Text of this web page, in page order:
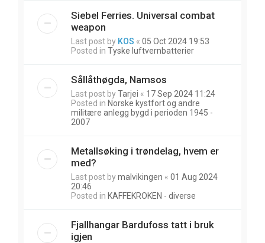
Siebel Ferries. Universal combat
weapon
Last post by KOS « 05 Oct 2024 19:53
Posted in Tyske luftvernbatterier
Sållåthøgda, Namsos
Last post byTarjei « 17 Sep 2024 11:24
Posted in Norske kystfort og andre
militære anlegg bygd i perioden 1945 -
2007
Metallsøking i trøndelag, hvem er
med?
Last post bymalvikingen « 01 Aug 2024
20:46
Posted in KAFFEKROKEN - diverse
Fjallhangar Bardufoss tatt i bruk
igjen